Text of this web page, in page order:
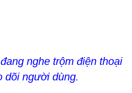
nghe trộm điện thoại
dõi người dùng.